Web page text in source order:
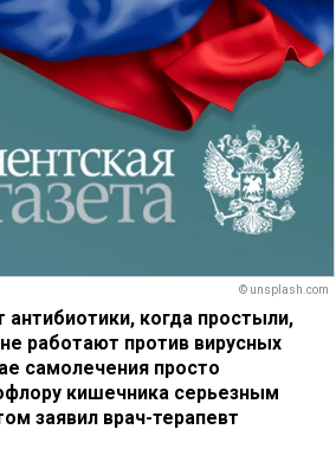
© unsplash.com
когда простыли,
работают против вирусных
самолечения просто
кишечника серьезным
заявил врач-терапевт